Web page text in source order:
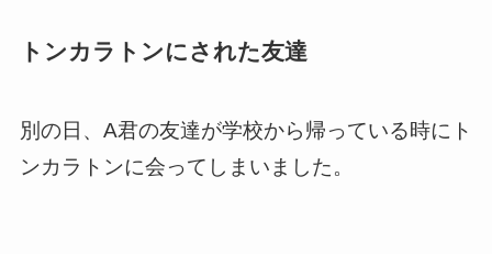
トンカラトンにされた友達
別の日、A君の友達が学校から帰っている時にト
ンカラトンに会ってしまいました。